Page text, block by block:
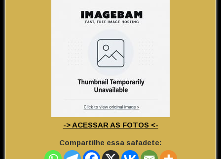
-> ACESSAR AS FOTOS <-
Compartilhe essa safadete: